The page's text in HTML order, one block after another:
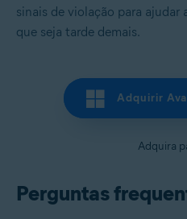
sinais de violação para ajudar
que seja tarde demais.
Adquirir
Adquira
Perguntas